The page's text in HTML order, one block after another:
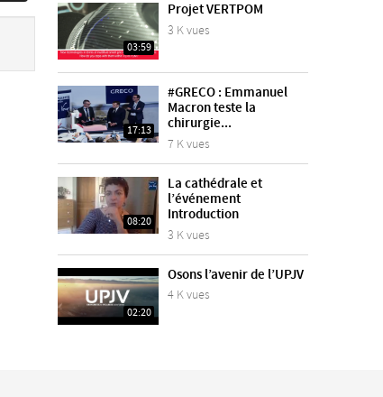
03:59
Projet VERTPOM
3 K vues
17:13
#GRECO : Emmanuel
Macron teste la
chirurgie...
7 K vues
08:20
La cathédrale et
l’événement
Introduction
3 K vues
02:20
Osons l’avenir de l’UPJV
4 K vues